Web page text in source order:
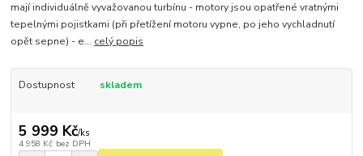
mají individuálně vyvažovanou turbínu - motory jsou opatřené vratnými
tepelnými pojistkami (při přetížení motoru vypne, po jeho vychladnutí
opět sepne) - e... celý popis
Dostupnost skladem
5 999 Kč/ks
4 958 Kč bez DPH